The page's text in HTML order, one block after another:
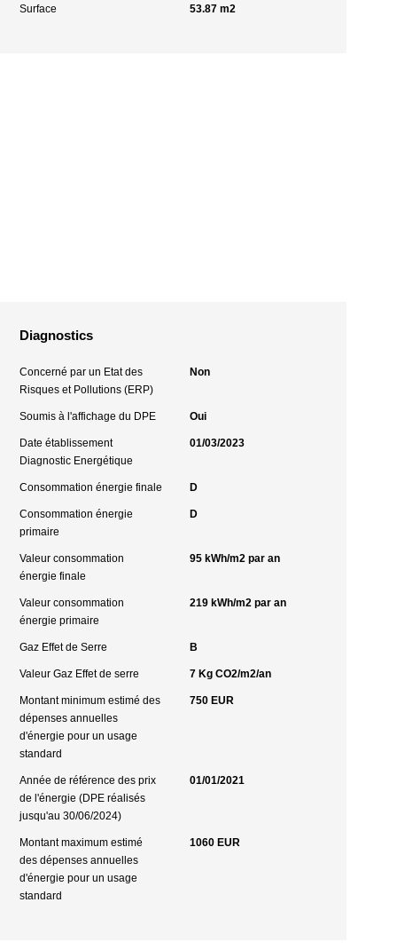
Surface 53.87 m2
Diagnostics
Concerné par un Etat des
Risques et Pollutions (ERP)
Non
Soumis à l'affichage du DPE Oui
Date établissement
Diagnostic Energétique
01/03/2023
Consommation énergie finale D
Consommation énergie
primaire
D
Valeur consommation
énergie finale
95 kWh/m2 par an
Valeur consommation
énergie primaire
219 kWh/m2 par an
Gaz Effet de Serre B
Valeur Gaz Effet de serre 7 Kg CO2/m2/an
Montant minimum estimé des
dépenses annuelles
d'énergie pour un usage
standard
750 EUR
Année de référence des prix
de l'énergie (DPE réalisés
jusqu'au 30/06/2024)
01/01/2021
Montant maximum estimé
des dépenses annuelles
d'énergie pour un usage
standard
1060 EUR